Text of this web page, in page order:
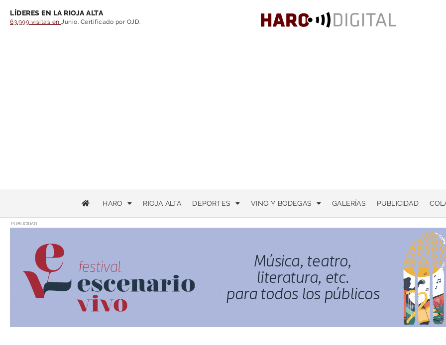
LÍDERES EN LA RIOJA ALTA
63.999 visitas en Junio. Certificado por OJD.
HARO RIOJA ALTA DEPORTES VINO Y BODEGAS GALERÍAS PUBLICIDAD
PUBLICIDAD
Estás leyendo : Unos 300 corredores disputan la séptima edición de las Carreras de la Vendimia